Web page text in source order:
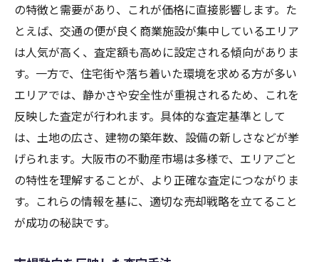
の特徴と需要があり、これが価格に直接影響します。た
とえば、交通の便が良く商業施設が集中しているエリア
は人気が高く、査定額も高めに設定される傾向がありま
す。一方で、住宅街や落ち着いた環境を求める方が多い
エリアでは、静かさや安全性が重視されるため、これを
反映した査定が行われます。具体的な査定基準として
は、土地の広さ、建物の築年数、設備の新しさなどが挙
げられます。大阪市の不動産市場は多様で、エリアごと
の特性を理解することが、より正確な査定につながりま
す。これらの情報を基に、適切な売却戦略を立てること
が成功の秘訣です。